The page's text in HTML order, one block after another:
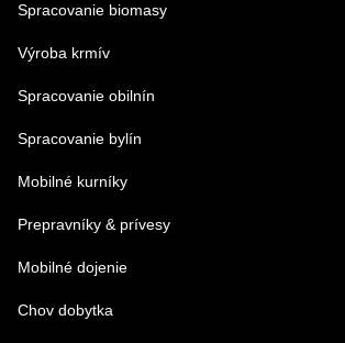
Spracovanie biomasy
Výroba krmív
Spracovanie obilnín
Spracovanie bylín
Mobilné kurníky
Prepravníky & prívesy
Mobilné dojenie
Chov dobytka